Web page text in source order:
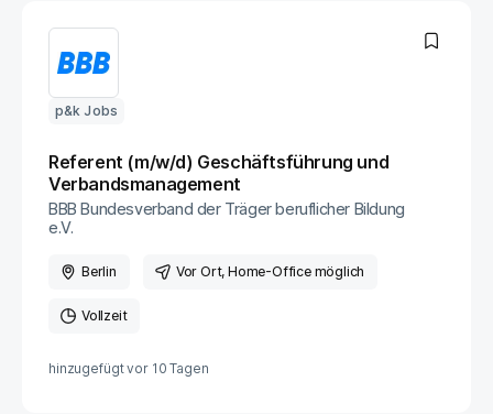
p&k Jobs
Referent (m/w/d) Geschäftsführung und
Verbandsmanagement
BBB Bundesverband der Träger beruflicher Bildung
e.V.
Berlin Vor Ort, Home-Office möglich
Vollzeit
hinzugefügt vor 10 Tagen